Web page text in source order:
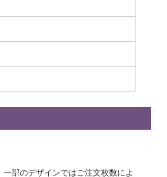
部のデザインではご注文枚数によ